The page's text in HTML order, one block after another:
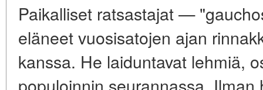
Paikalliset ratsastajat —
eläneet vuosisatojen ajan
kanssa. He laiduntavat lehmiä,
populoinnin seurannassa. Ilman